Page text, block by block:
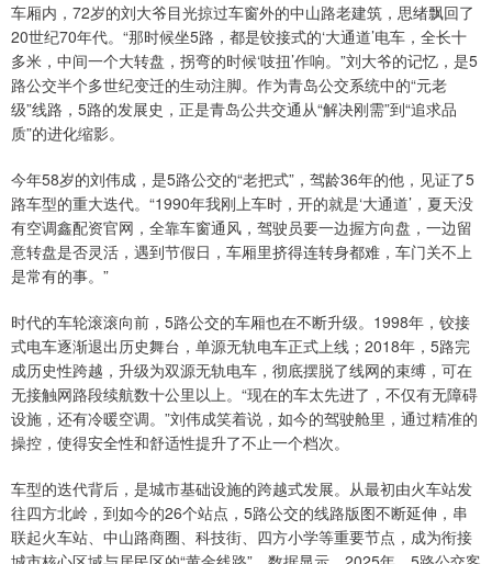
车厢内，72岁的刘大爷目光掠过车窗外的中山路老建筑，思绪飘回了
20世纪70年代。“那时候坐5路，都是铰接式的‘大通道’电车，全长十
多米，中间一个大转盘，拐弯的时候‘吱扭’作响。”刘大爷的记忆，是5
路公交半个多世纪变迁的生动注脚。作为青岛公交系统中的“元老
级”线路，5路的发展史，正是青岛公共交通从“解决刚需”到“追求品
质”的进化缩影。
今年58岁的刘伟成，是5路公交的“老把式”，驾龄36年的他，见证了5
路车型的重大迭代。“1990年我刚上车时，开的就是‘大通道’，夏天没
有空调鑫配资官网，全靠车窗通风，驾驶员要一边握方向盘，一边留
意转盘是否灵活，遇到节假日，车厢里挤得连转身都难，车门关不上
是常有的事。”
时代的车轮滚滚向前，5路公交的车厢也在不断升级。1998年，铰接
式电车逐渐退出历史舞台，单源无轨电车正式上线；2018年，5路完
成历史性跨越，升级为双源无轨电车，彻底摆脱了线网的束缚，可在
无接触网路段续航数十公里以上。“现在的车太先进了，不仅有无障碍
设施，还有冷暖空调。”刘伟成笑着说，如今的驾驶舱里，通过精准的
操控，使得安全性和舒适性提升了不止一个档次。
车型的迭代背后，是城市基础设施的跨越式发展。从最初由火车站发
往四方北岭，到如今的26个站点，5路公交的线路版图不断延伸，串
联起火车站、中山路商圈、科技街、四方小学等重要节点，成为衔接